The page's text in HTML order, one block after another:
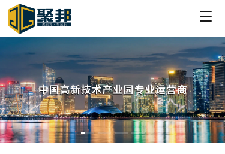
T
g
l
e
n
a
v
i
g